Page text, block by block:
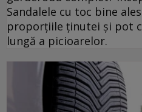
Sandalele cu toc bine
proporțiile ținutei și pot
lungă a picioarelor.